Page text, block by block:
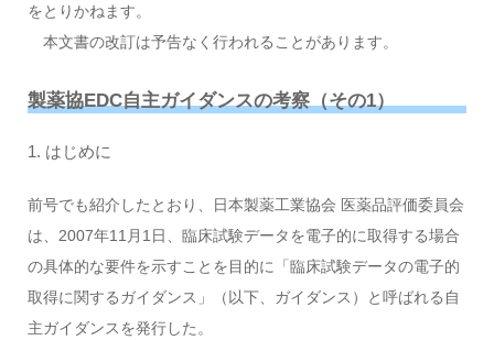
をとりかねます。
本文書の改訂は予告なく行われることがあります。
製薬協EDC自主ガイダンスの考察（その1）
1. はじめに
前号でも紹介したとおり、日本製薬工業協会 医薬品評価委員会
は、2007年11月1日、臨床試験データを電子的に取得する場合
の具体的な要件を示すことを目的に「臨床試験データの電子的
取得に関するガイダンス」（以下、ガイダンス）と呼ばれる自
主ガイダンスを発行した。